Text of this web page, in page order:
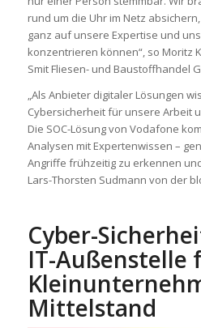
rund um die Uhr im Netz
ganz auf unsere Expertise und
konzentrieren können“, so Moritz
Smit Fliesen- und Baustoffhandel
„Als Anbieter digitaler Lösungen
Cybersicherheit für unsere Arbeit
Die SOC-Lösung von Vodafone
Analysen mit Expertenwissen –
Angriffe frühzeitig zu erkennen
Lars-Thorsten Sudmann von der
Cyber-
IT-Außenstelle
Mittelstand